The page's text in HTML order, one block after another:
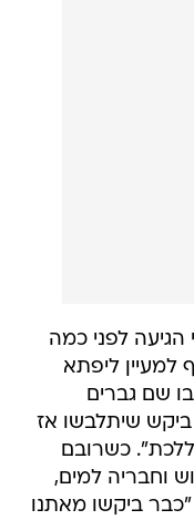
לפני כמה
למעיין ליפתא
שם גברים
ביקש שיתלבשו אז
כשרובם
וחבריה למים,
ביקשו מאתנו